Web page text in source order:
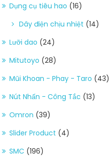
Dụng cụ tiêu hao (16)
Dây điện chịu nhiệt (14)
Lưỡi dao (24)
Mitutoyo (28)
Mũi Khoan - Phay - Taro (43)
Nút Nhấn - Công Tắc (13)
Omron (39)
Slider Product (4)
SMC (196)